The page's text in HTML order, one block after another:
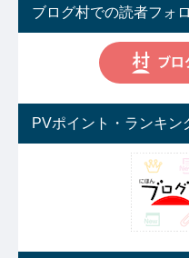
ブログ村での読者フォ
PVポイント・ランキン